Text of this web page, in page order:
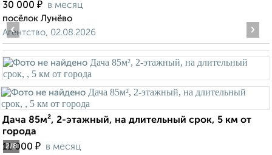
30 000 ₽ в месяц
посёлок Лунёво
Агентство, 02.08.2026
2/8
‹ ›
Дача 85м², 2-этажный, на длительный срок, 5 км от
города
11 000 ₽ в месяц